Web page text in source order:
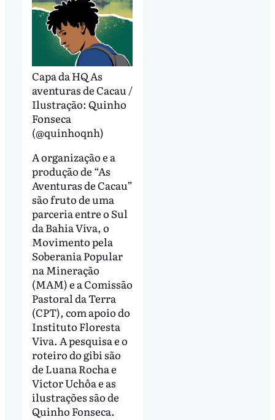
Capa da HQ As
aventuras de Cacau /
Ilustração: Quinho
Fonseca
(@quinhoqnh)
A organização e a
produção de “As
Aventuras de Cacau”
são fruto de uma
parceria entre o Sul
da Bahia Viva, o
Movimento pela
Soberania Popular
na Mineração
(MAM) e a Comissão
Pastoral da Terra
(CPT), com apoio do
Instituto Floresta
Viva. A pesquisa e o
roteiro do gibi são
de Luana Rocha e
Victor Uchôa e as
ilustrações são de
Quinho Fonseca.